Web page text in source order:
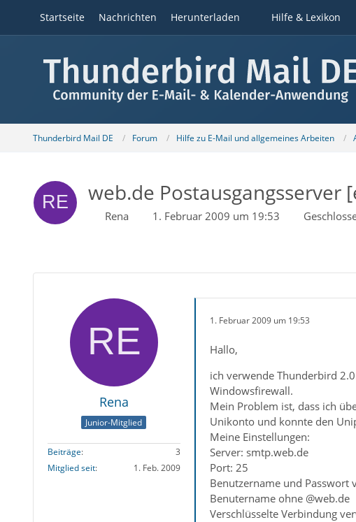
Startseite Nachrichten Herunterladen Hilfe & Lexikon
Thunderbird Mail DE Forum Hilfe zu E-Mail und allgemeines Arbeiten
web.de Postausgangsserver
Rena 1. Februar 2009 um 19:53
Rena
Junior-Mitglied
Beiträge
3
Mitglied seit
1. Feb. 2009
1. Februar 2009 um 19:53
Hallo,
ich verwende Thunderbird
Windowsfirewall.
Mein Problem ist, dass ich
Unikonto und konnte den
Meine Einstellungen:
Server: smtp.web.de
Port: 25
Benutzername und Passwort
Benutername ohne @web.de
Verschlüsselte Verbindung